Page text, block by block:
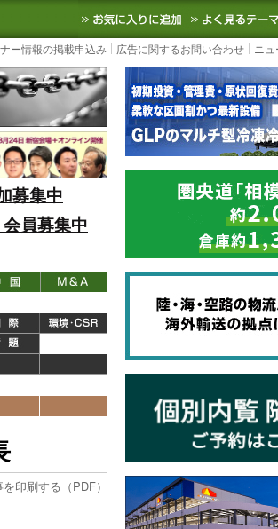
トなど国内外の最新の物流ニュースをお
お気に入りに
ー情報の掲載申込み 広告に関するお問い合わせ ニ
募集中
員募集中
印刷する（PDF）